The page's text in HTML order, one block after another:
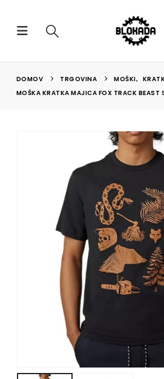
DOMOV TRGOVINA MOŠKI,
MOŠKA KRATKA MAJICA FOX TRACK BEAST